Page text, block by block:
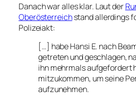
Danach war alles klar. Laut der
Oberösterreichstand allerdings
Polizeiakt:
[…] habe Hansi E. nach
getreten und geschlagen,
ihn mehrmals aufgefordert
mitzukommen, um seine
aufzunehmen.